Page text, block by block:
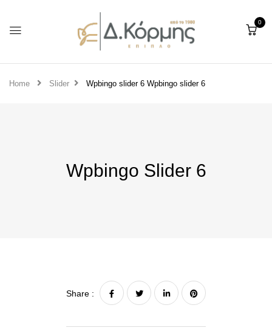
0
Home Slider Wpbingo slider 6 Wpbingo slider 6
Wpbingo Slider 6
Share :